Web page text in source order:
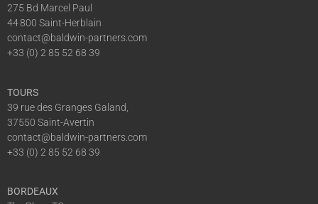
275 Bd Marcel Paul
44 800 Saint-Herblain
contact@baldwin-partners.com
+33 (0) 2 85 52 68 39
TOURS
39 rue des Granges Galand,
37550 Saint-Avertin
contact@baldwin-partners.com
+33 (0) 2 85 52 68 39
BORDEAUX